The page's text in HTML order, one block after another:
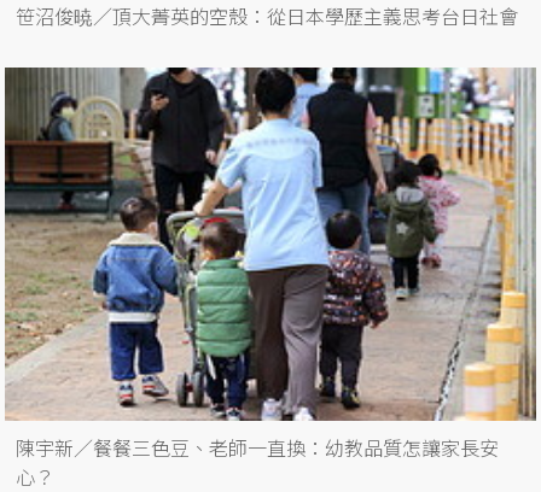
笹沼俊暁／頂大菁英的空殼：從日本學歷主義思考台日社會
陳宇新／餐餐三色豆、老師一直換：幼教品質怎讓家長安
心？